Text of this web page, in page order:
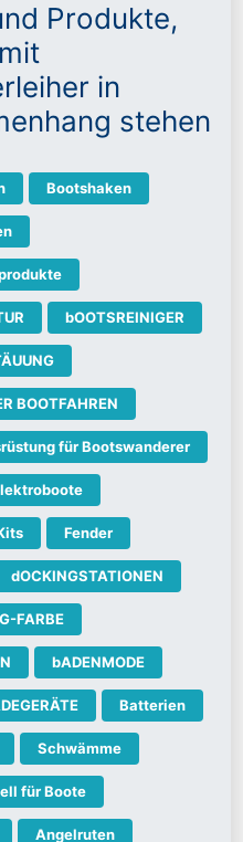
Produkte,
in
stehen
Bootshaken
bOOTSREINIGER
BOOTFAHREN
für Bootswanderer
Fender
dOCKINGSTATIONEN
FARBE
bADENMODE
Batterien
Schwämme
für Boote
Angelruten